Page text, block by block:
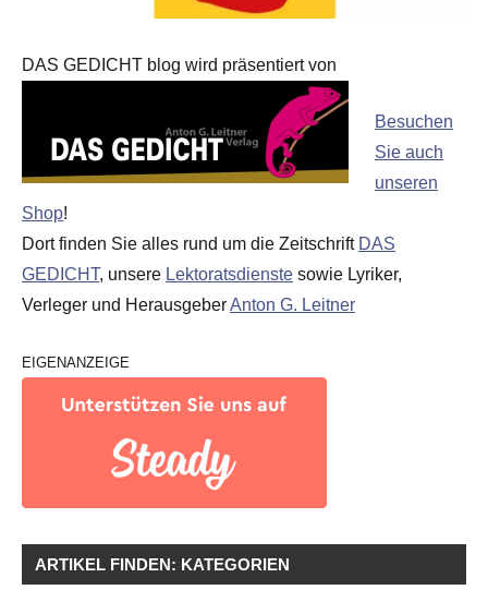
DAS GEDICHT blog wird präsentiert von
Besuchen
Sie auch
unseren
Shop!
Dort finden Sie alles rund um die Zeitschrift DAS
GEDICHT, unsere Lektoratsdienste sowie Lyriker,
Verleger und HerausgeberAnton G. Leitner
EIGENANZEIGE
ARTIKEL FINDEN: KATEGORIEN